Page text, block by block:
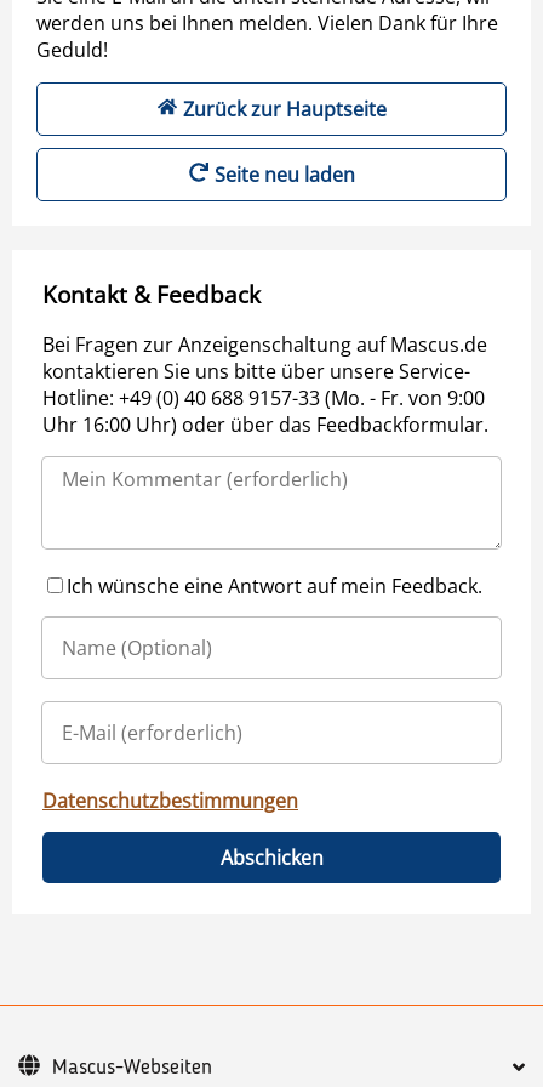
werden uns bei Ihnen melden. Vielen Dank für Ihre
Geduld!
Zurück zur Hauptseite
Seite neu laden
Kontakt & Feedback
Bei Fragen zur Anzeigenschaltung auf Mascus.de
kontaktieren Sie uns bitte über unsere Service-
Hotline: +49 (0) 40 688 9157-33 (Mo. - Fr. von 9:00
Uhr 16:00 Uhr) oder über das Feedbackformular.
Ich wünsche eine Antwort auf mein Feedback.
Datenschutzbestimmungen
Abschicken
Mascus-Webseiten